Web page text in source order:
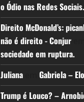
o Ódio nas Redes Sociais.
Direito McDonald’s:
não é direito - Conjurem
sociedade em ruptura.
Julianaem Gabriela –
Trump é Louco? –